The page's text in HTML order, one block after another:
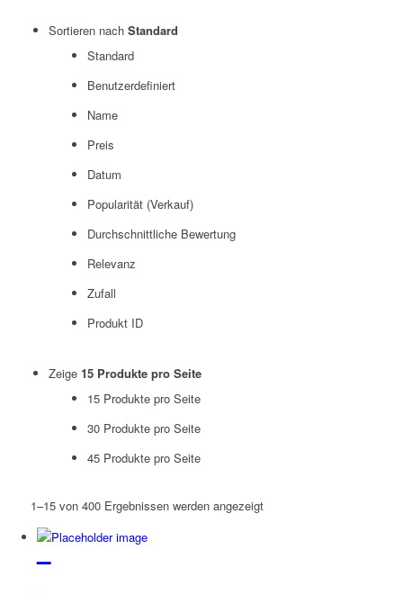
Sortieren nach Standard
Standard
Benutzerdefiniert
Name
Preis
Datum
Popularität (Verkauf)
Durchschnittliche Bewertung
Relevanz
Zufall
Produkt ID
Zeige 15 Produkte pro Seite
15 Produkte pro Seite
30 Produkte pro Seite
45 Produkte pro Seite
1–15 von 400 Ergebnissen werden angezeigt
–